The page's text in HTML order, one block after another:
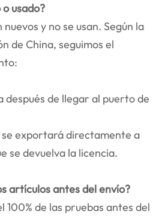
o usado?
y no se usan. Según la
de China, seguimos el
después de llegar al puerto de
se exportará directamente a
se devuelva la licencia.
artículos antes del envío?
100% de las pruebas antes del